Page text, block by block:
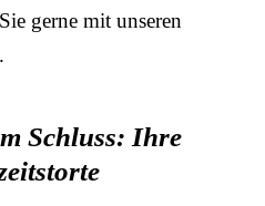
gerne mit unseren
Schluss: Ihre